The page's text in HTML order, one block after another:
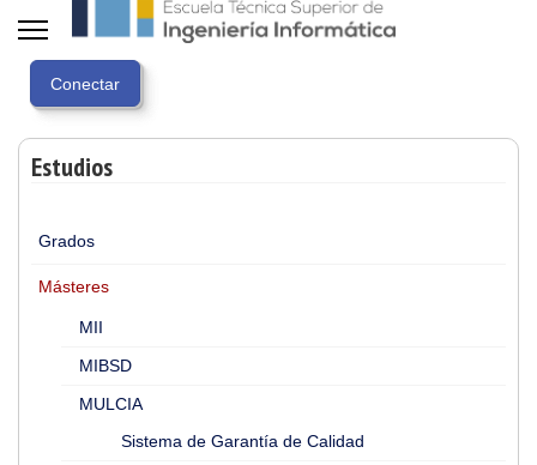
Estudios
Grados
Másteres
MII
MIBSD
MULCIA
Sistema de Garantía de Calidad